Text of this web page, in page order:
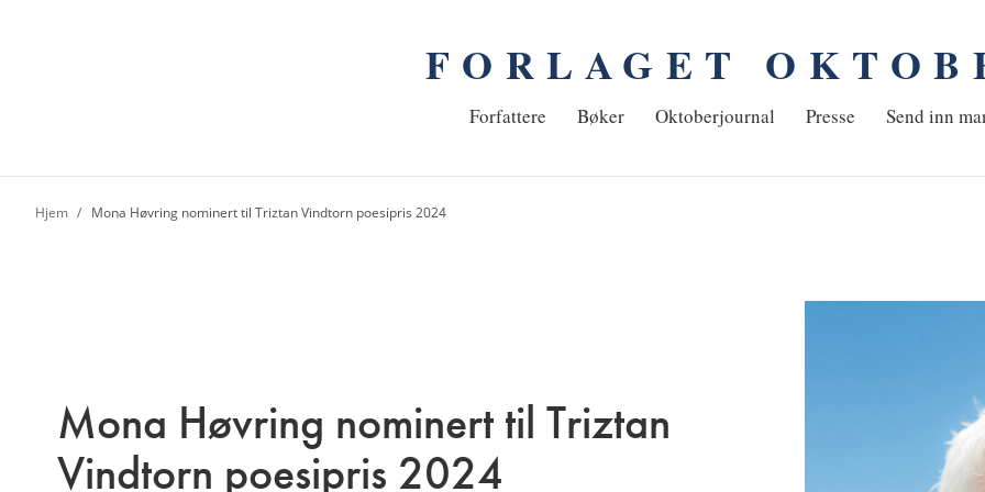
FORLAGET
Hjem
Forfattere Bøker Oktoberjournal Presse Send inn
Hjem Mona Høvring nominert til Triztan Vindtorn poesipris 2024
Mona Høvring nominert til Triztan
Vindtorn poesipris 2024